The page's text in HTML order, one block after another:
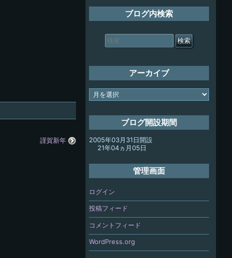
謹賀新年
ブログ内検索
索
対
アーカイブ
ア
ー
ブ
ブログ開設期間
2005年03月31日開設
21年04ヵ月05日
管理画面
ログイン
投稿フィード
コメントフィード
WordPress.org